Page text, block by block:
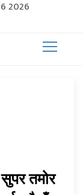
2026
तमोर